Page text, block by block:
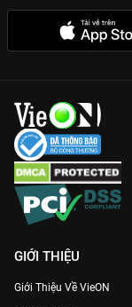
GIỚI THIỆU
Giới Thiệu Về VieON